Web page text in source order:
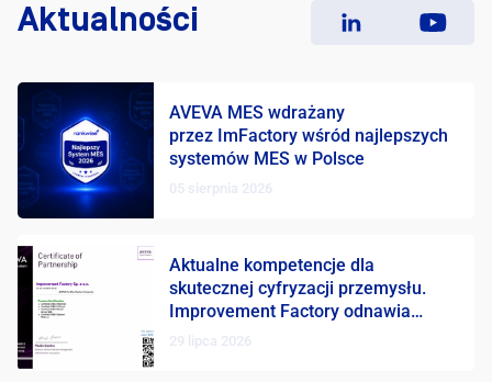
Aktualności
AVEVA MES wdrażany
przez ImFactory wśród najlepszych
systemów MES w Polsce
05 sierpnia 2026
Aktualne kompetencje dla
skutecznej cyfryzacji przemysłu.
Improvement Factory odnawia
certyfikacje AVEVA
29 lipca 2026